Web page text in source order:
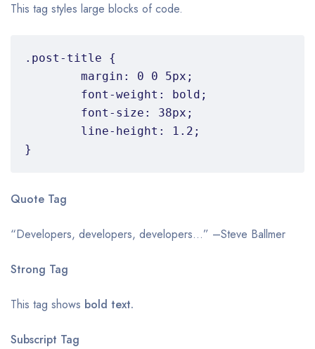
This tag styles large blocks of code.
.post-title {
}
Quote Tag
Developers, developers, developers… –Steve Ballmer
Strong Tag
This tag shows bold text.
Subscript Tag